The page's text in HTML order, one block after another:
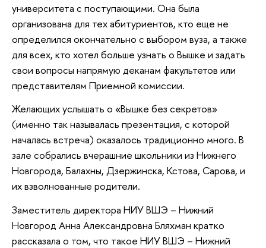
университета с поступающими. Она была
организована для тех абитуриентов, кто еще не
определился окончательно с выбором вуза, а также
для всех, кто хотел больше узнать о Вышке и задать
свои вопросы напрямую деканам факультетов или
представителям Приемной комиссии.
Желающих услышать о «Вышке без секретов»
(именно так называлась презентация, с которой
началась встреча) оказалось традиционно много. В
зале собрались вчерашние школьники из Нижнего
Новгорода, Балахны, Дзержинска, Кстова, Сарова, и
их взволнованные родители.
Заместитель директора НИУ ВШЭ – Нижний
Новгород Анна Александровна Бляхман кратко
рассказала о том, что такое НИУ ВШЭ – Нижний